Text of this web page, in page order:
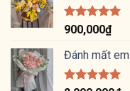
Được xếp
hạng
5.00
5 sao
900,000₫
Đánh mất em